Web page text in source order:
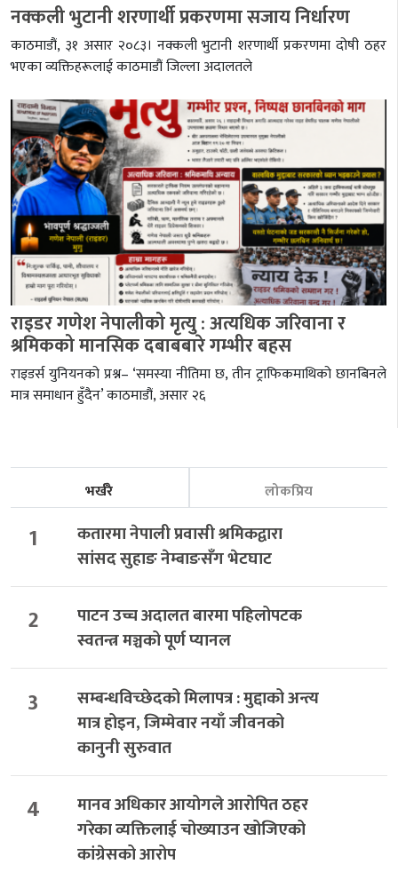
नक्कली भुटानी शरणार्थी प्रकरणमा सजाय निर्धारण
काठमाडौं, ३१ असार २०८३। नक्कली भुटानी शरणार्थी प्रकरणमा दोषी ठहर
भएका व्यक्तिहरूलाई काठमाडौं जिल्ला अदालतले
राइडर गणेश नेपालीको मृत्यु : अत्यधिक जरिवाना र
श्रमिकको मानसिक दबाबबारे गम्भीर बहस
राइडर्स युनियनको प्रश्न– ‘समस्या नीतिमा छ, तीन ट्राफिकमाथिको छानबिनले
मात्र समाधान हुँदैन’ काठमाडौं, असार २६
भर्खरै लोकप्रिय
1
कतारमा नेपाली प्रवासी श्रमिकद्वारा
सांसद सुहाङ नेम्बाङसँग भेटघाट
2
पाटन उच्च अदालत बारमा पहिलोपटक
स्वतन्त्र मञ्चको पूर्ण प्यानल
3
सम्बन्धविच्छेदको मिलापत्र : मुद्दाको अन्त्य
मात्र होइन, जिम्मेवार नयाँ जीवनको
कानुनी सुरुवात
4
मानव अधिकार आयोगले आरोपित ठहर
गरेका व्यक्तिलाई चोख्याउन खोजिएको
कांग्रेसको आरोप